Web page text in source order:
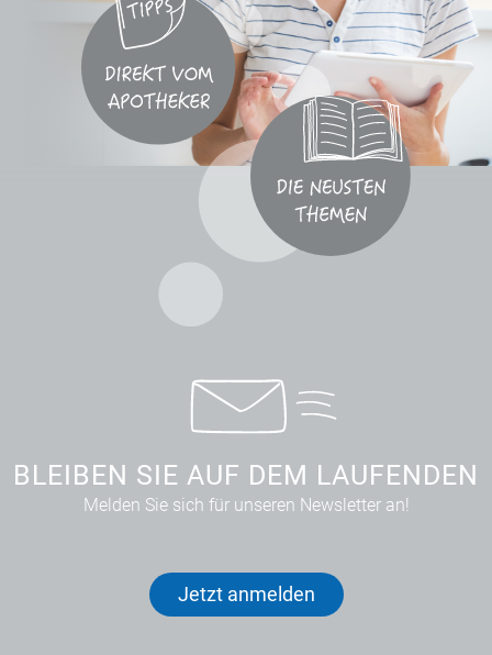
BLEIBEN SIE AUF DEM LAUFENDEN
Melden Sie sich für unseren Newsletter an!
Jetzt anmelden